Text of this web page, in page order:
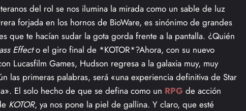
del rol se nos ilumina la mirada como un sable de luz
forjada en los hornos de BioWare, es sinónimo de grandes
que te hacían sudar la gota gorda frente a la pantalla. ¿Quién
Effecto el giro final de *KOTOR*?Ahora, con su nuevo
Lucasfilm Games, Hudson regresa a la galaxia muy, muy
las primeras palabras, será «una experiencia definitiva de Star
El solo hecho de que se defina como un RPG de acción
KOTOR, ya nos pone la piel de gallina. Y claro, que esté